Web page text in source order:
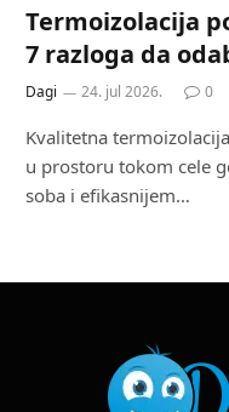
Termoizolacija
7 razloga da
Dagi 24. jul 2026. 0
Kvalitetna
u prostoru tokom cele
soba i efikasnijem…